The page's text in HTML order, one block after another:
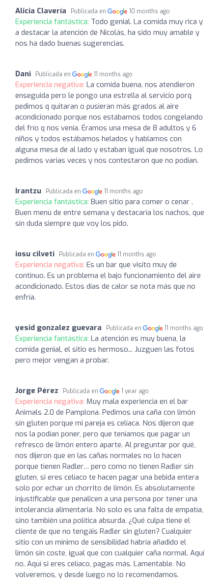
Alicia Clavería Publicada en 10 months ago
Experiencia fantástica: Todo genial. La comida muy rica y
a destacar la atención de Nicolás, ha sido muy amable y
nos ha dado buenas sugerencias.
Dani Publicada en 11 months ago
Experiencia negativa: La comida buena, nos atendieron
enseguida pero le pongo una estrella al servicio porq
pedimos q quitaran o pusieran más grados al aire
acondicionado porque nos estábamos todos congelando
del frío q nos venía. Éramos una mesa de 8 adultos y 6
niños y todos estábamos helados y hablamos con
alguna mesa de al lado y estaban igual que nosotros. Lo
pedimos varias veces y nos contestaron que no podían.
Irantzu Publicada en 11 months ago
Experiencia fantástica: Buen sitio para comer o cenar .
Buen menú de entre semana y destacaría los nachos, que
sin duda siempre que voy los pido.
iosu cilveti Publicada en 11 months ago
Experiencia negativa: Es un bar que visito muy de
continuo. Es un problema el bajo funcionamiento del aire
acondicionado. Estos días de calor se nota más que no
enfría.
yesid gonzalez guevara Publicada en 11 months ago
Experiencia fantástica: La atención es muy buena, la
comida genial, el sitio es hermoso... Juzguen las fotos
pero mejor vengan a probar.
Jorge Pérez Publicada en 1 year ago
Experiencia negativa: Muy mala experiencia en el bar
Animals 2.0 de Pamplona. Pedimos una caña con limón
sin gluten porque mi pareja es celíaca. Nos dijeron que
nos la podían poner, pero que teníamos que pagar un
refresco de limón entero aparte. Al preguntar por qué,
nos dijeron que en las cañas normales no lo hacen
porque tienen Radler… pero como no tienen Radler sin
gluten, si eres celíaco te hacen pagar una bebida entera
solo por echar un chorrito de limón. Es absolutamente
injustificable que penalicen a una persona por tener una
intolerancia alimentaria. No solo es una falta de empatía,
sino también una política absurda. ¿Qué culpa tiene el
cliente de que no tengáis Radler sin gluten? Cualquier
sitio con un mínimo de sensibilidad habría añadido el
limón sin coste, igual que con cualquier caña normal. Aquí
no. Aquí si eres celíaco, pagas más. Lamentable. No
volveremos, y desde luego no lo recomendamos.